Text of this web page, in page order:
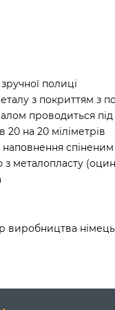
полиці
з покриттям з
проводиться
20 на 20 міліметрів
наповнення
металопласту